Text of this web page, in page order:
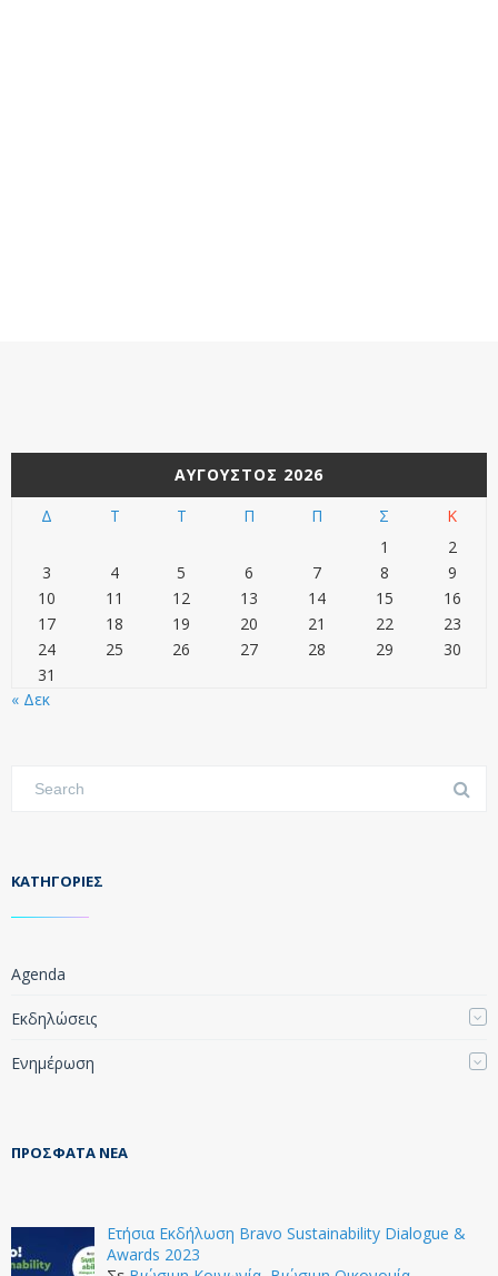
ΑΎΓΟΥΣΤΟΣ 2026
Δ
Τ Τ Π Π Σ
Κ
1
2
3
4 5 6 7 8
9
10
11 12 13 14 15
16
17
18 19 20 21 22
23
24
25 26 27 28 29
30
31
« Δεκ
KΑΤΗΓΟΡΊΕΣ
Agenda
Εκδηλώσεις
Ενημέρωση
ΠΡΌΣΦΑΤΑ ΝΈΑ
Ετήσια Εκδήλωση Bravo Sustainability Dialogue &
Awards 2023